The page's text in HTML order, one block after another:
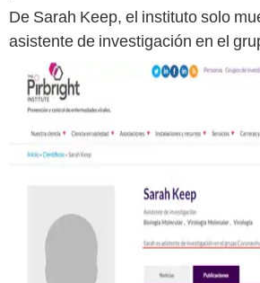
De Sarah Keep, el instituto solo
asistente de investigación en el